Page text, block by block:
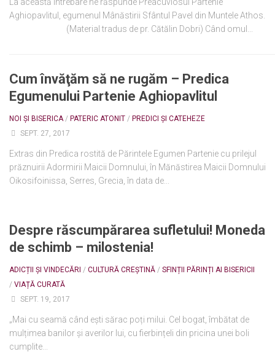
Aghiopavlitul, egumenul Mânăstirii Sfântul Pavel din Muntele Athos.
(Material tradus de pr. Cătălin Dobri) Când omul...
Cum învăţăm să ne rugăm – Predica
Egumenului Partenie Aghiopavlitul
NOI ȘI BISERICA/ PATERIC ATONIT / PREDICI ȘI CATEHEZE
SEPT. 27, 2017
Extras din Predica rostită de Părintele Egumen Partenie cu prilejul
prăznuirii Adormirii Maicii Domnului, în Mănăstirea Maicii Domnului
Oikosifoinissa, Serres, Grecia, în data de...
Despre răscumpărarea sufletului! Moneda
de schimb – milostenia!
ADICȚII ȘI VINDECĂRI / CULTURĂ CREȘTINĂ / SFINȚII PĂRINȚI AI BISERICII
/ VIAȚĂ CURATĂ
SEPT. 19, 2017
„Mai cu seamă când ești sărac poți milui. Cel bogat, îmbătat de
mulțimea banilor și averilor lui, cu fierbințeli din pricina unei boli
cumplite...